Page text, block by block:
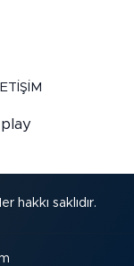
hakkı saklıdır.